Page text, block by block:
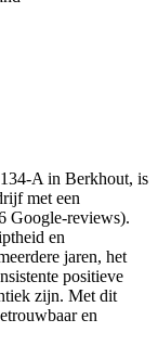
in Berkhout, is
met een
Google‑reviews).
en
jaren, het
positieve
zijn. Met dit
en